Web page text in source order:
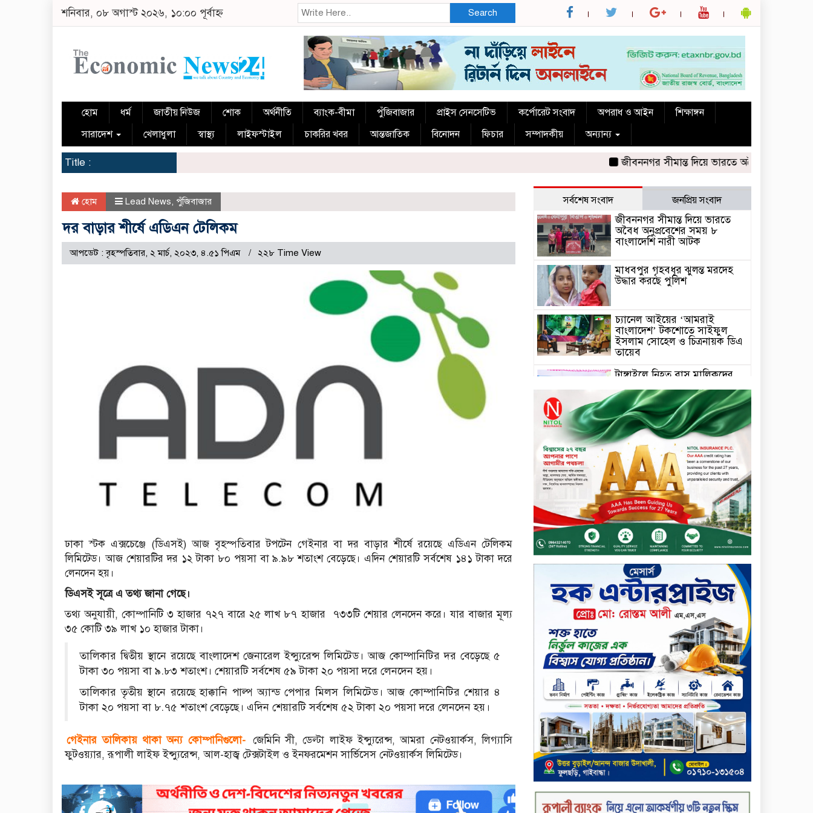
শনিবার, ০৮ অগাস্ট ২০২৬, ১০:০০ পূর্বাহ্ন Search
হোম ধর্ম জাতীয় নিউজ শোক অর্থনীতি ব্যাংক-বীমা পুঁজিবাজার প্রাইস সেনসেটিভ কর্পোরেট সংবাদ অপরাধ ও আইন
শিক্ষাঙ্গন
সারাদেশ
খেলাধুলা স্বাস্থ্য লাইফস্টাইল চাকরির খবর আন্তজাতিক বিনোদন ফিচার সম্পাদকীয় অন্যান্য
Title : জীবননগর সীমান্ত দিয়ে ভারতে অবৈধ অনুপ্রবেশের
হোম Lead News, পুঁজিবাজার
দর বাড়ার শীর্ষে এডিএন টেলিকম
আপডেট : বৃহস্পতিবার, ২ মার্চ, ২০২৩, ৪.৫১ পিএম ২২৮ Time View
ঢাকা স্টক এক্সচেঞ্জে (ডিএসই) আজ বৃহস্পতিবার টপটেন গেইনার বা দর বাড়ার শীর্ষে রয়েছে এডিএন টেলিকম
লিমিটেড। আজ শেয়ারটির দর ১২ টাকা ৮০ পয়সা বা ৯.৯৮ শতাংশ বেড়েছে। এদিন শেয়ারটি সর্বশেষ ১৪১ টাকা দরে
লেনদেন হয়।
ডিএসই সূত্রে এ তথ্য জানা গেছে।
তথ্য অনুযায়ী, কোম্পানিটি ৩ হাজার ৭২৭ বারে ২৫ লাখ ৮৭ হাজার ৭৩৩টি শেয়ার লেনদেন করে। যার বাজার মূল্য
৩৫ কোটি ৩৯ লাখ ১০ হাজার টাকা।
তালিকার দ্বিতীয় স্থানে রয়েছে বাংলাদেশ জেনারেল ইন্স্যুরেন্স লিমিটেড। আজ কোম্পানিটির দর বেড়েছে ৫
টাকা ৩০ পয়সা বা ৯.৮৩ শতাংশ। শেয়ারটি সর্বশেষ ৫৯ টাকা ২০ পয়সা দরে লেনদেন হয়।
তালিকার তৃতীয় স্থানে রয়েছে হাক্কানি পাল্প অ্যান্ড পেপার মিলস লিমিটেড। আজ কোম্পানিটির শেয়ার ৪
টাকা ২০ পয়সা বা ৮.৭৫ শতাংশ বেড়েছে। এদিন শেয়ারটি সর্বশেষ ৫২ টাকা ২০ পয়সা দরে লেনদেন হয়।
গেইনার তালিকায় থাকা অন্য কোম্পানিগুলো- জেমিনি সী, ডেল্টা লাইফ ইন্স্যুরেন্স, আমরা নেটওয়ার্কস, লিগ্যাসি
ফুটওয়্যার, রূপালী লাইফ ইন্স্যুরেন্স, আল-হাজ্ব টেক্সটাইল ও ইনফরমেশন সার্ভিসেস নেটওয়ার্কস লিমিটেড।
সর্বশেষ সংবাদ জনপ্রিয় সংবাদ
জীবননগর সীমান্ত দিয়ে ভারতে
অবৈধ অনুপ্রবেশের সময় ৮
বাংলাদেশি নারী আটক
মাধবপুর গৃহবধূর ঝুলন্ত মরদেহ
উদ্ধার করছে পুলিশ
চ্যানেল আইয়ের ‘আমরাই
বাংলাদেশ’ টকশোতে সাইফুল
ইসলাম সোহেল ও চিত্রনায়ক ডিএ
তায়েব
টাঙ্গাইলে নিহত বাস মালিকদের
প্রদান
টাঙ্গাইলে ভাষা কর্মশালা ও পুরষ্কার
বিতরণ
সড়ক নিরাপত্তায় বিশেষ অবদান
রাখায় নিসচা বিশেষ সম্মাননা
পেলেন লায়ন গনি মিয়া বাবুল
মার্কেন্টাইল ব্যাংকের নির্বাহী
কমিটির চেয়ারম্যান হলেন
আনোয়ারুল হক
সপ্তাহের শেষ কার্যদিবসে
লেনদেনের তালিকায় শীর্ষে উঠে
এসেছে শার্প ইন্ডাস্ট্রিজ
সপ্তাহের শেষ কার্যদিবসে
দরপতনের শীর্ষে সেনা ইন্স্যুরেন্স
সপ্তাহের শেষ কার্যদিবসে দরবৃদ্ধির
শীর্ষে নিটল ইন্স্যুরেন্স
সিলেটের ওসমানীনগরে দুই বাসের
মুখোমুখি সংঘর্ষে ৮ জন নিহত
২০২৯ সালের মধ্যে বাংলাদেশের
সবচেয়ে বিশ্বস্ত, টেকসই ও
ক্যাশলেস ব্যাংক হওয়ার লক্ষ্য
নিয়ে ‘ভিশন ২০২৯’ উন্মোচন করল